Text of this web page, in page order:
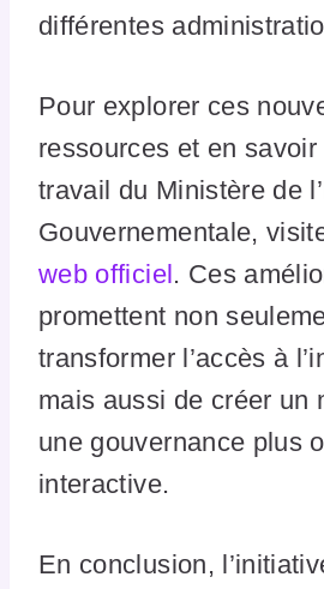
différentes
Pour explorer ces
ressources et en
travail du Ministère de
Gouvernementale,
web officiel. Ces
promettent non
transformer l’accès à
mais aussi de créer un
une gouvernance plus
interactive.
En conclusion,